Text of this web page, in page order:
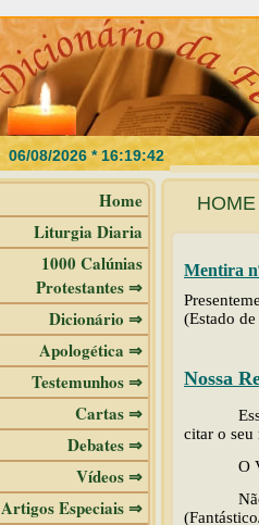
Home
Liturgia Diaria
1000 Calúnias
Protestantes ⇒
Dicionário ⇒
Apologética ⇒
Testemunhos ⇒
Cartas ⇒
Debates ⇒
Vídeos ⇒
Artigos Especiais ⇒
Mentira
(Estado
Nossa
citar o seu
O